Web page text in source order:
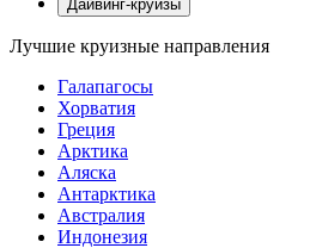
Дайвинг-круизы
Лучшие круизные направления
Галапагосы
Хорватия
Греция
Арктика
Аляска
Антарктика
Австралия
Индонезия